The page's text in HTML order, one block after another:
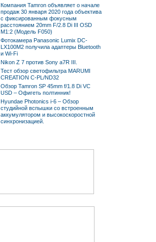
Компания Tamron объявляет о начале
продаж 30 января 2020 года объектива
с фиксированным фокусным
расстоянием 20mm F/2.8 Di III OSD
M1:2 (Модель F050)
Фотокамера Panasonic Lumix DC-
LX100M2 получила адаптеры Bluetooth
и Wi-Fi
Nikon Z 7 против Sony a7R III.
Тест обзор светофильтра MARUMI
CREATION C-PL/ND32
Обзор Tamron SP 45mm f/1.8 Di VC
USD – Офигеть полтинник!
Hyundae Photonics i-6 – Обзор
студийной вспышки со встроенным
аккумулятором и высокоскоростной
синхронизацией.